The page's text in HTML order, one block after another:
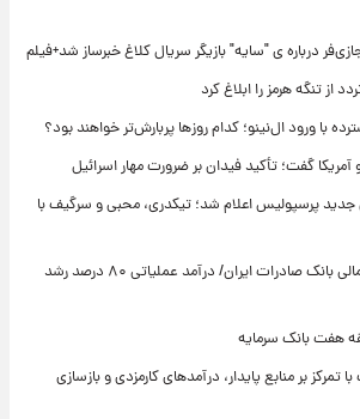
درباره ی "سایه" بازیگر سریال کلاغ خبرساز شد+فیلم
با ورود ال‌نینو؛ کدام روزها پربارش‌تر خواهند بود؟
آمریکا گفت؛ تأکید فیدان بر ضرورت مهار اسرائیل
جدید پرسپولیس اعلام شد؛ تیکدری، محبی و سرگیف با
تغییر مثبت در عملکرد مالی بانک صادرات ایران/ درآمد عملیاتی ۸۰ درصد رشد
هفت بانک سرمایه
تمرکز بر منابع پایدار، درآمدهای کارمزدی و بازسازی